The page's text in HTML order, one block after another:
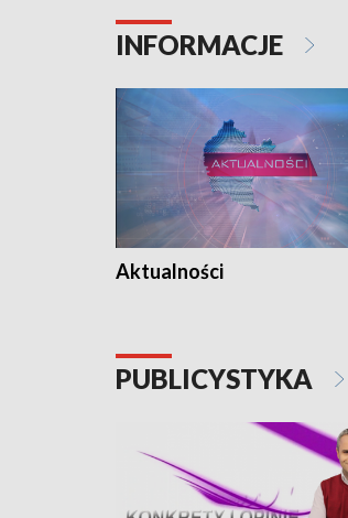
INFORMACJE
Aktualności
PUBLICYSTYKA